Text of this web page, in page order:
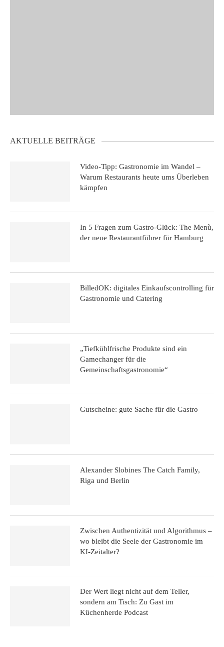
AKTUELLE BEITRÄGE
Video-Tipp: Gastronomie im Wandel –
Warum Restaurants heute ums Überleben
kämpfen
In 5 Fragen zum Gastro-Glück: The Menù,
der neue Restaurantführer für Hamburg
BilledOK: digitales Einkaufscontrolling für
Gastronomie und Catering
„Tiefkühlfrische Produkte sind ein
Gamechanger für die
Gemeinschaftsgastronomie“
Gutscheine: gute Sache für die Gastro
Alexander Slobines The Catch Family,
Riga und Berlin
Zwischen Authentizität und Algorithmus –
wo bleibt die Seele der Gastronomie im
KI-Zeitalter?
Der Wert liegt nicht auf dem Teller,
sondern am Tisch: Zu Gast im
Küchenherde Podcast